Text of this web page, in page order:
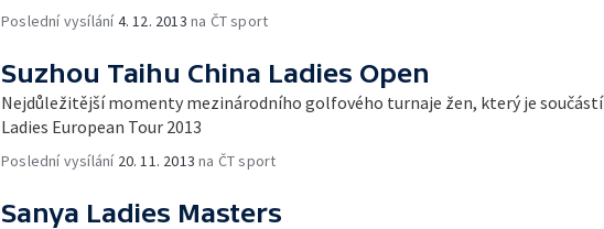
Poslední vysílání4. 12. 2013 na ČT sport
Suzhou Taihu China Ladies Open
Nejdůležitější momenty mezinárodního golfového turnaje žen, který je součástí
Ladies European Tour 2013
Poslední vysílání 20. 11. 2013 na ČT sport
Sanya Ladies Masters